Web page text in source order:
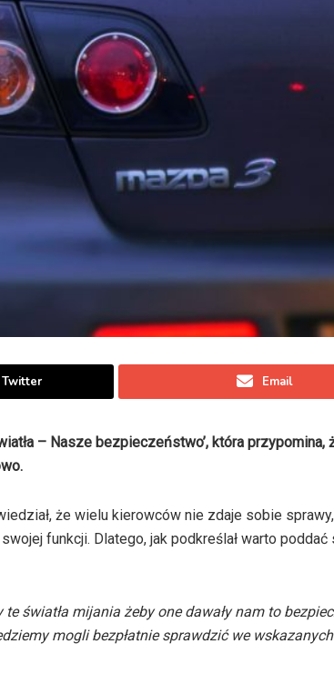
Email
– Nasze bezpieczeństwo’, która przypomina,
że wielu kierowców nie zdaje sobie
funkcji. Dlatego, jak podkreślał warto
światła mijania żeby one dawały nam to
mogli bezpłatnie sprawdzić we